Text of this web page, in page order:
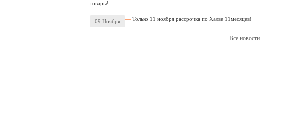
товары!
09 Ноября Только 11 ноября рассрочка по Халве 11месяцев!
Все новости